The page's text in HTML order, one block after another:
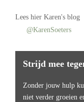
Lees hier Karen's blog
@KarenSoeters
Strijd mee
Zonder jouw hulp
niet verder groeien